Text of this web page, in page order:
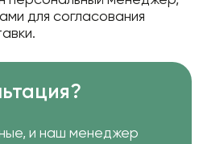
для согласования
и наш менеджер